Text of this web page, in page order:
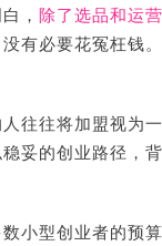
， 除了选品和运
有必要花冤枉钱。
往往将加盟视为
妥的创业路径，
小型创业者的预